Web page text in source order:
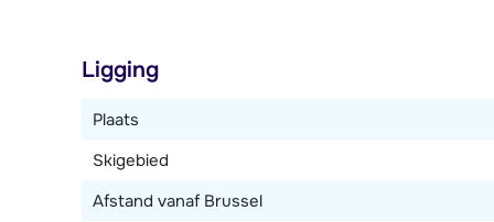
Ligging
Plaats
Skigebied
Afstand vanaf Brussel